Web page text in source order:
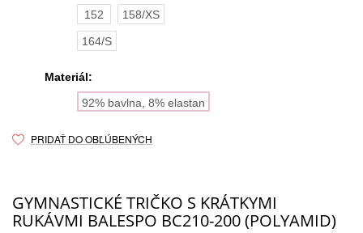
152 158/XS
164/S
Materiál:
92% bavlna, 8% elastan
PRIDAŤ DO OBĽÚBENÝCH
GYMNASTICKÉ TRIČKO S KRÁTKYMI
RUKÁVMI BALESPO BC210-200 (POLYAMID)